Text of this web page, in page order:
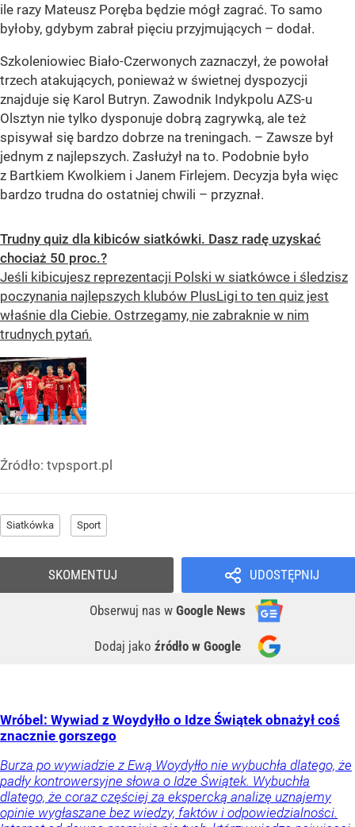
ile razy Mateusz Poręba będzie mógł zagrać. To samo
byłoby, gdybym zabrał pięciu przyjmujących – dodał.
Szkoleniowiec Biało-Czerwonych zaznaczył, że powołał
trzech atakujących, ponieważ w świetnej dyspozycji
znajduje się Karol Butryn. Zawodnik Indykpolu AZS-u
Olsztyn nie tylko dysponuje dobrą zagrywką, ale też
spisywał się bardzo dobrze na treningach. – Zawsze był
jednym z najlepszych. Zasłużył na to. Podobnie było
z Bartkiem Kwolkiem i Janem Firlejem. Decyzja była więc
bardzo trudna do ostatniej chwili – przyznał.
Trudny quiz dla kibiców siatkówki. Dasz radę uzyskać
chociaż 50 proc.?
Jeśli kibicujesz reprezentacji Polski w siatkówce i śledzisz
poczynania najlepszych klubów PlusLigi to ten quiz jest
właśnie dla Ciebie. Ostrzegamy, nie zabraknie w nim
trudnych pytań.
Źródło: tvpsport.pl
Siatkówka Sport
UDOSTĘPNIJ
Obserwuj nas w Google News
Dodaj jako źródło w Google
SKOMENTUJ
Wróbel: Wywiad z Woydyłło o Idze Świątek obnażył coś
znacznie gorszego
Burza po wywiadzie z Ewą Woydyłło nie wybuchła dlatego, że
padły kontrowersyjne słowa o Idze Świątek. Wybuchła
dlatego, że coraz częściej za ekspercką analizę uznajemy
opinie wygłaszane bez wiedzy, faktów i odpowiedzialności.